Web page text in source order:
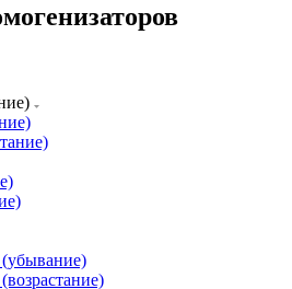
(убывание)